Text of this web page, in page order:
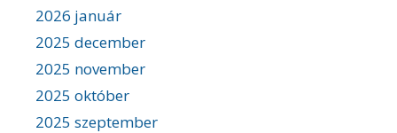
2026 január
2025 december
2025 november
2025 október
2025 szeptember